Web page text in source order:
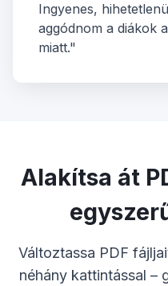
Ingyenes,
aggódnom a diákok
miatt."
Alakítsa át
Változtassa PDF
néhány kattintással –